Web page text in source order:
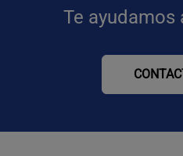
Te ayudamos